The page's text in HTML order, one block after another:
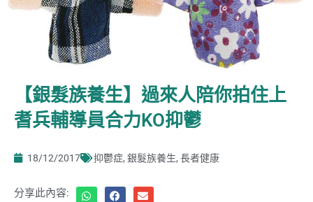
【銀髮族養生】過來人陪你拍住上
耆兵輔導員合力KO抑鬱
18/12/2017 抑鬱症, 銀髮族養生, 長者健康
分享此內容: